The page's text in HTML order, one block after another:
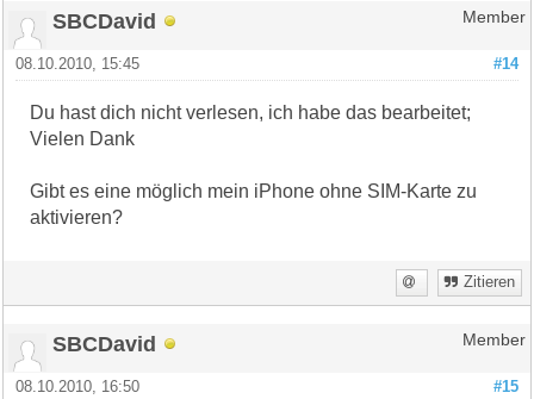
SBCDavid Member
#14
08.10.2010, 15:45
Du hast dich nicht verlesen, ich habe das bearbeitet;
Vielen Dank
Gibt es eine möglich mein iPhone ohne SIM-Karte zu
aktivieren?
Zitieren
SBCDavid Member
#15
08.10.2010, 16:50